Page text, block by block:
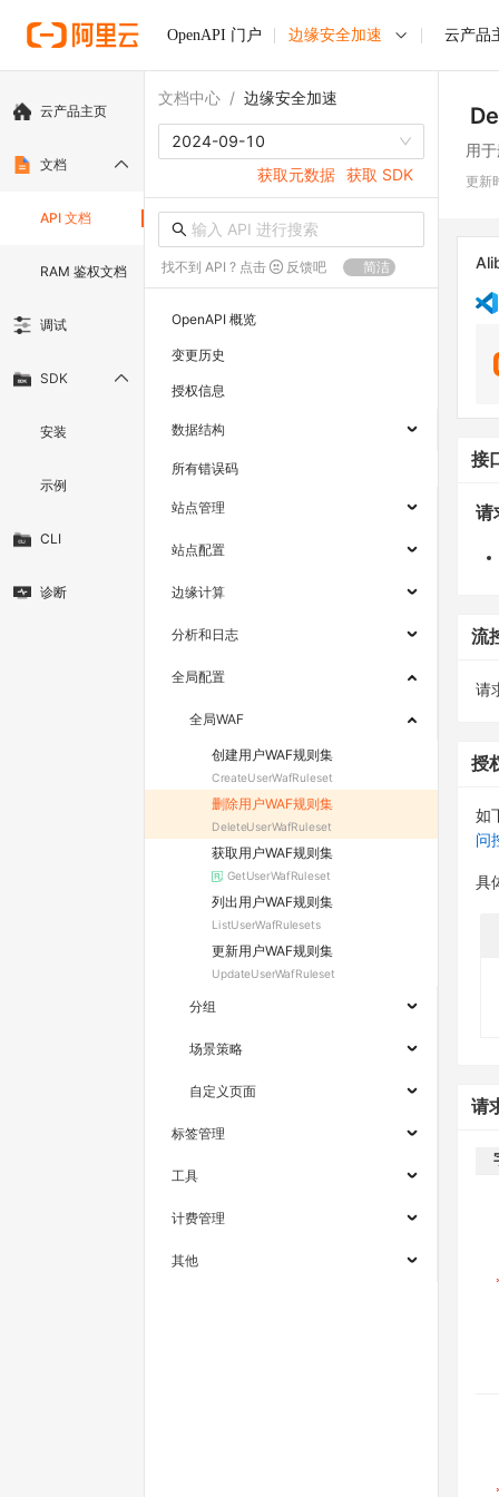
OpenAPI 门户 边缘安全加速 云产品
云产品主页
文档
API 文档
RAM 鉴权文档
调试
SDK
安装
示例
CLI
诊断
文档中心 / 边缘安全加速
2024-09-10
获取元数据 获取 SDK
找不到 API ? 点击 反馈吧 简洁
OpenAPI 概览
变更历史
授权信息
数据结构
所有错误码
站点管理
站点配置
边缘计算
分析和日志
全局配置
全局WAF
创建用户WAF规则集
CreateUserWafRuleset
删除用户WAF规则集
DeleteUserWafRuleset
获取用户WAF规则集
GetUserWafRuleset
列出用户WAF规则集
ListUserWafRulesets
更新用户WAF规则集
UpdateUserWafRuleset
分组
场景策略
自定义页面
标签管理
工具
计费管理
其他
用
更新
接
请
流
请
授
如
问
具
请